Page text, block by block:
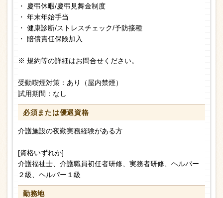
・ 慶弔休暇/慶弔見舞金制度
・ 年末年始手当
・ 健康診断/ストレスチェック/予防接種
・ 賠償責任保険加入
※ 規約等の詳細はお問合せください。
受動喫煙対策：あり（屋内禁煙）
試用期間：なし
必須または優遇資格
介護施設の夜勤実務経験がある方
[資格いずれか]
介護福祉士、介護職員初任者研修、実務者研修、ヘルパー
２級、ヘルパー１級
勤務地